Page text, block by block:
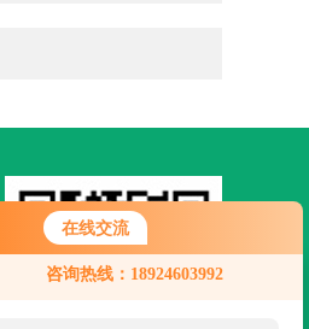
在线交流
咨询热线：18924603992